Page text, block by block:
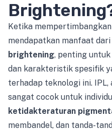
Ketika
mendapatkan manfaat dari
brightening, penting
dan karakteristik spesifik
terhadap teknologi ini.
sangat cocok untuk
ketidakteraturan
membandel, dan tanda-